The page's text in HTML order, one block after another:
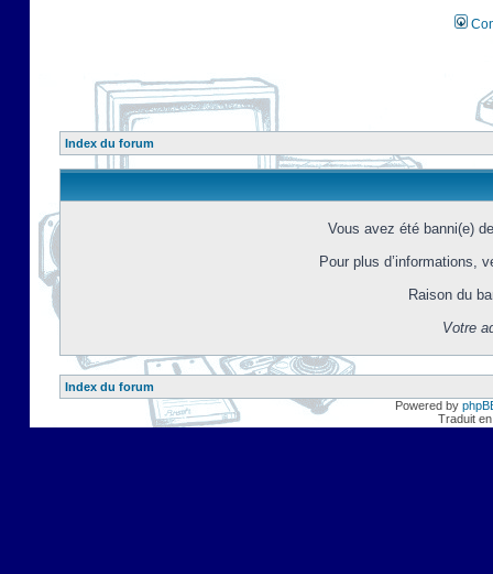
Index du forum
Vous avez été banni(e)
Pour plus d’informations,
Raison du
Votre
Index du forum
Powered by
Traduit